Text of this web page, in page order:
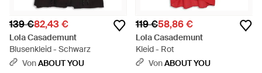
139 €82,43 €
Lola Casademunt
Blusenkleid - Schwarz
VonABOUT YOU
119 €58,86 €
Lola Casademunt
Kleid - Rot
VonABOUT YOU